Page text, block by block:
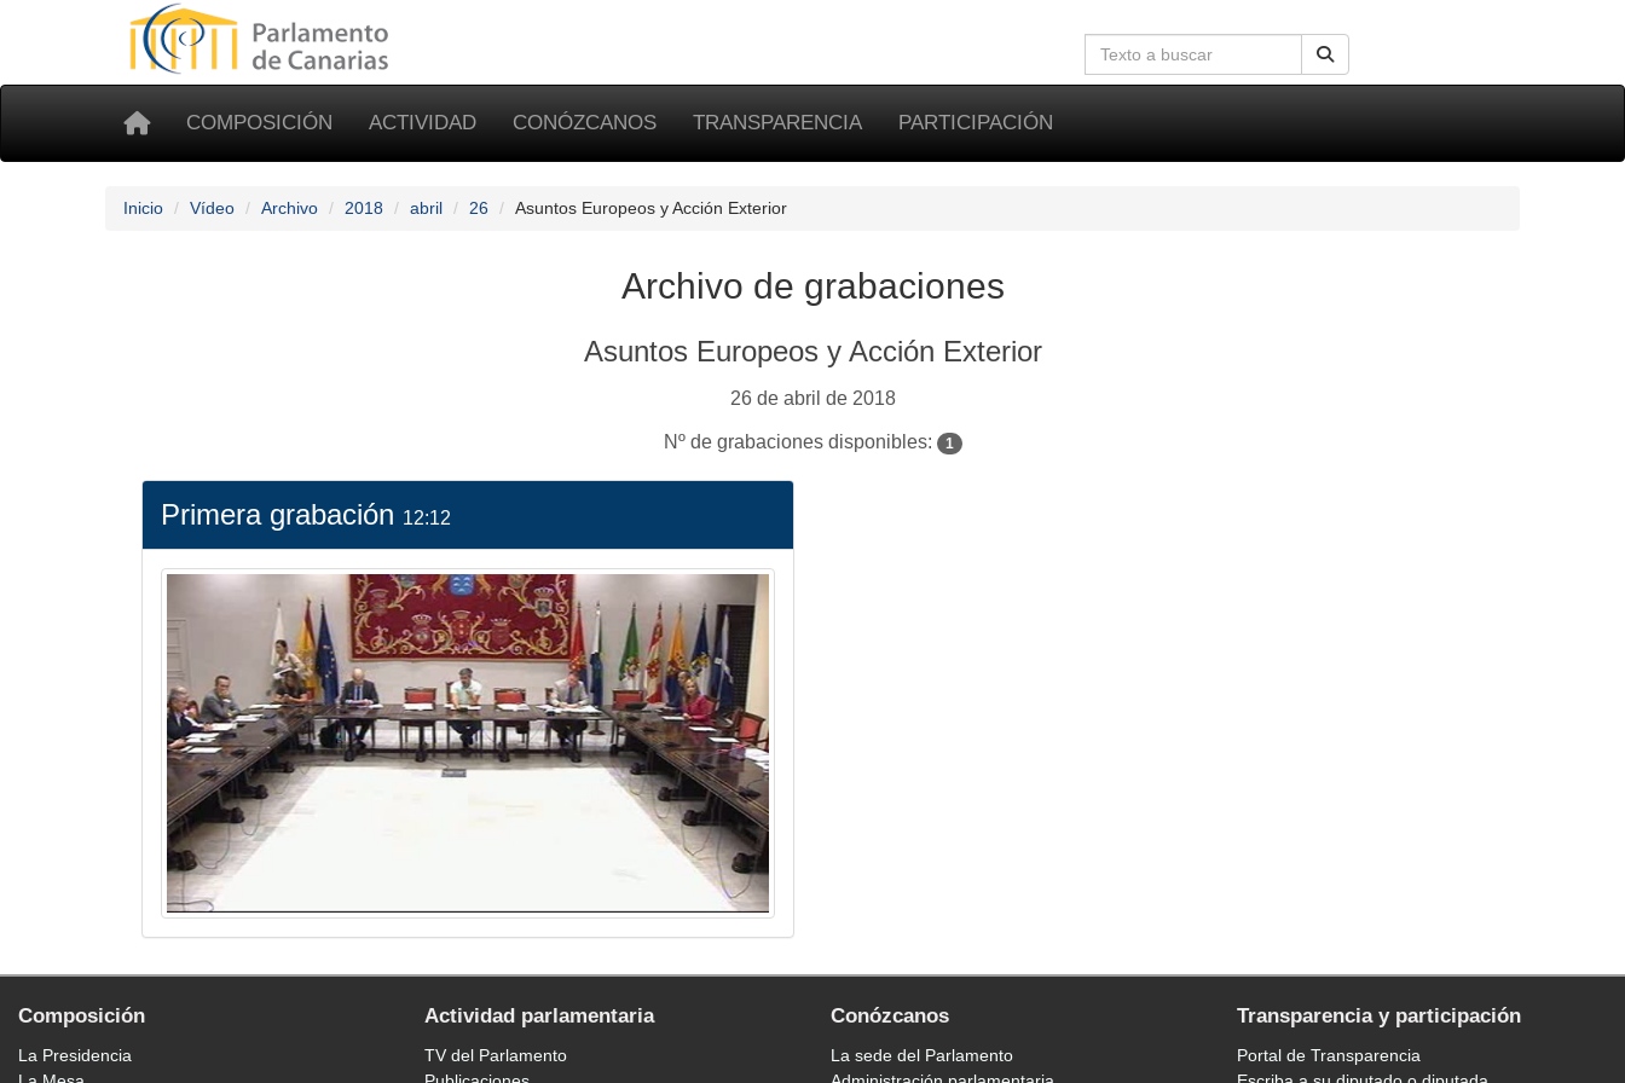
COMPOSICIÓN ACTIVIDAD CONÓZCANOS TRANSPARENCIA PARTICIPACIÓN
Inicio Vídeo Archivo 2018 abril 26 Asuntos Europeos y Acción Exterior
Archivo de grabaciones
Asuntos Europeos y Acción Exterior
26 de abril de 2018
Nº de grabaciones disponibles: 1
Primera grabación 12:12
Composición
La Presidencia
Actividad parlamentaria
TV del Parlamento
Conózcanos
La sede del Parlamento
Transparencia y participación
Portal de Transparencia